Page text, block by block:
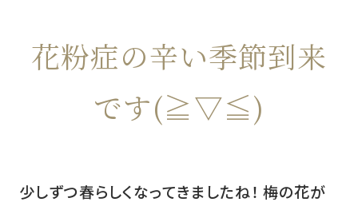
花粉症の辛い季節到来
です(≧▽≦)
少しずつ春らしくなってきましたね！ 梅の花が